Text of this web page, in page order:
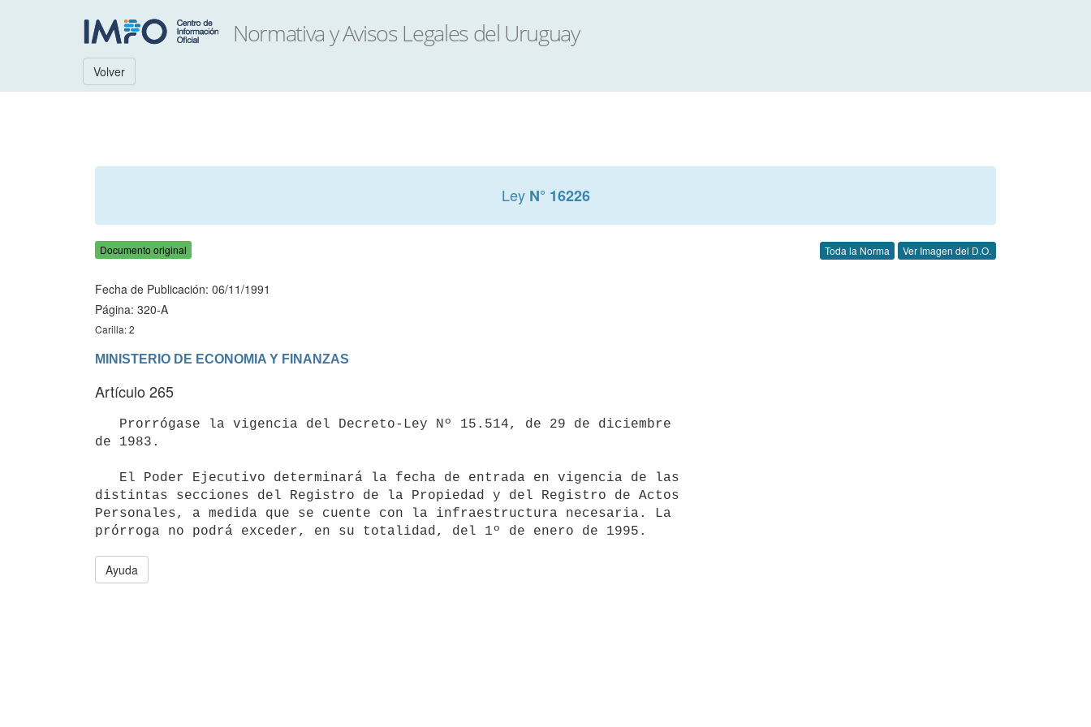
Volver
Ley N° 16226
Documento original Toda la Norma Ver Imagen del D.O.
Fecha de Publicación: 06/11/1991
Página: 320-A
Carilla: 2
MINISTERIO DE ECONOMIA Y FINANZAS
Artículo 265
de 1983.
distintas secciones del Registro de la Propiedad y del Registro de Actos
Personales, a medida que se cuente con la infraestructura necesaria. La
Ayuda